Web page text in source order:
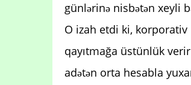
günlərinə nisbətən xeyli
O izah etdi ki, korporativ
qayıtmağa üstünlük
adətən orta hesabla